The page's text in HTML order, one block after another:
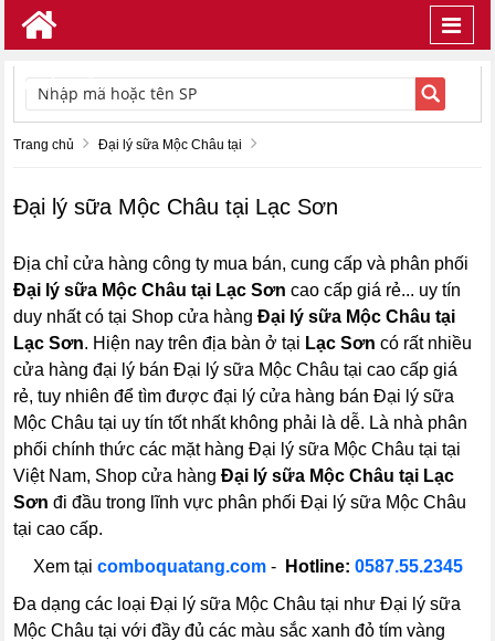
TÌM KIẾM
Trang chủ Đại lý sữa Mộc Châu tại
Đại lý sữa Mộc Châu tại Lạc Sơn
Địa chỉ cửa hàng công ty mua bán, cung cấp và phân phối
Đại lý sữa Mộc Châu tại Lạc Sơn cao cấp giá rẻ... uy tín
duy nhất có tại Shop cửa hàngĐại lý sữa Mộc Châu tại
Lạc Sơn. Hiện nay trên địa bàn ở tại Lạc Sơn có rất nhiều
cửa hàng đại lý bán Đại lý sữa Mộc Châu tại cao cấp giá
rẻ, tuy nhiên để tìm được đại lý cửa hàng bán Đại lý sữa
Mộc Châu tại uy tín tốt nhất không phải là dễ. Là nhà phân
phối chính thức các mặt hàng Đại lý sữa Mộc Châu tại tại
Việt Nam, Shop cửa hàngĐại lý sữa Mộc Châu tại Lạc
Sơn đi đầu trong lĩnh vực phân phối Đại lý sữa Mộc Châu
tại cao cấp.
Xem tại comboquatang.com- Hotline: 0587.55.2345
Đa dạng các loại Đại lý sữa Mộc Châu tại như Đại lý sữa
Mộc Châu tại với đầy đủ các màu sắc xanh đỏ tím vàng